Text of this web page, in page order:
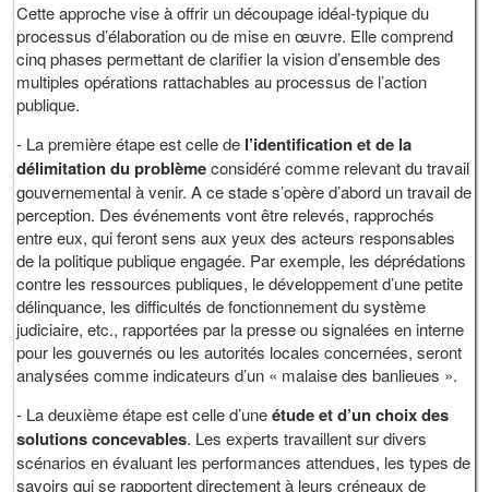
Cette approche vise à offrir un découpage idéal-typique du
processus d’élaboration ou de mise en œuvre. Elle comprend
cinq phases permettant de clarifier la vision d’ensemble des
multiples opérations rattachables au processus de l’action
publique.
- La première étape est celle de l’identification et de la
délimitation du problèmeconsidéré comme relevant du travail
gouvernemental à venir. A ce stade s’opère d’abord un travail de
perception. Des événements vont être relevés, rapprochés
entre eux, qui feront sens aux yeux des acteurs responsables
de la politique publique engagée. Par exemple, les déprédations
contre les ressources publiques, le développement d’une petite
délinquance, les difficultés de fonctionnement du système
judiciaire, etc., rapportées par la presse ou signalées en interne
pour les gouvernés ou les autorités locales concernées, seront
analysées comme indicateurs d’un « malaise des banlieues ».
- La deuxième étape est celle d’uneétude et d’un choix des
solutions concevables. Les experts travaillent sur divers
scénarios en évaluant les performances attendues, les types de
savoirs qui se rapportent directement à leurs créneaux de